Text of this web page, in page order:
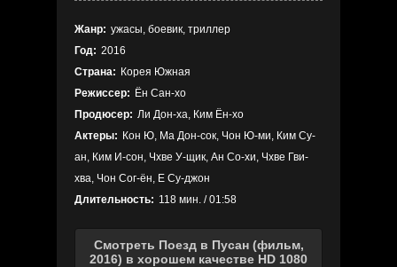
Жанр: ужасы, боевик, триллер
Год: 2016
Страна: Корея Южная
Режиссер: Ён Сан-хо
Продюсер: Ли Дон-ха, Ким Ён-хо
Актеры: Кон Ю, Ма Дон-сок, Чон Ю-ми, Ким Су-
ан, Ким И-сон, Чхве У-щик, Ан Со-хи, Чхве Гви-
хва, Чон Сог-ён, Е Су-джон
Длительность: 118 мин. / 01:58
Смотреть Поезд в Пусан (фильм,
2016) в хорошем качестве HD 1080